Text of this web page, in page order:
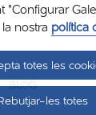
BLOG
"Configurar
nostra política
totes les
les totes